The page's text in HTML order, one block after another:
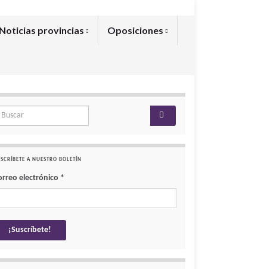
Noticias provincias Oposiciones
for:
A NUESTRO BOLETÍN
electrónico *